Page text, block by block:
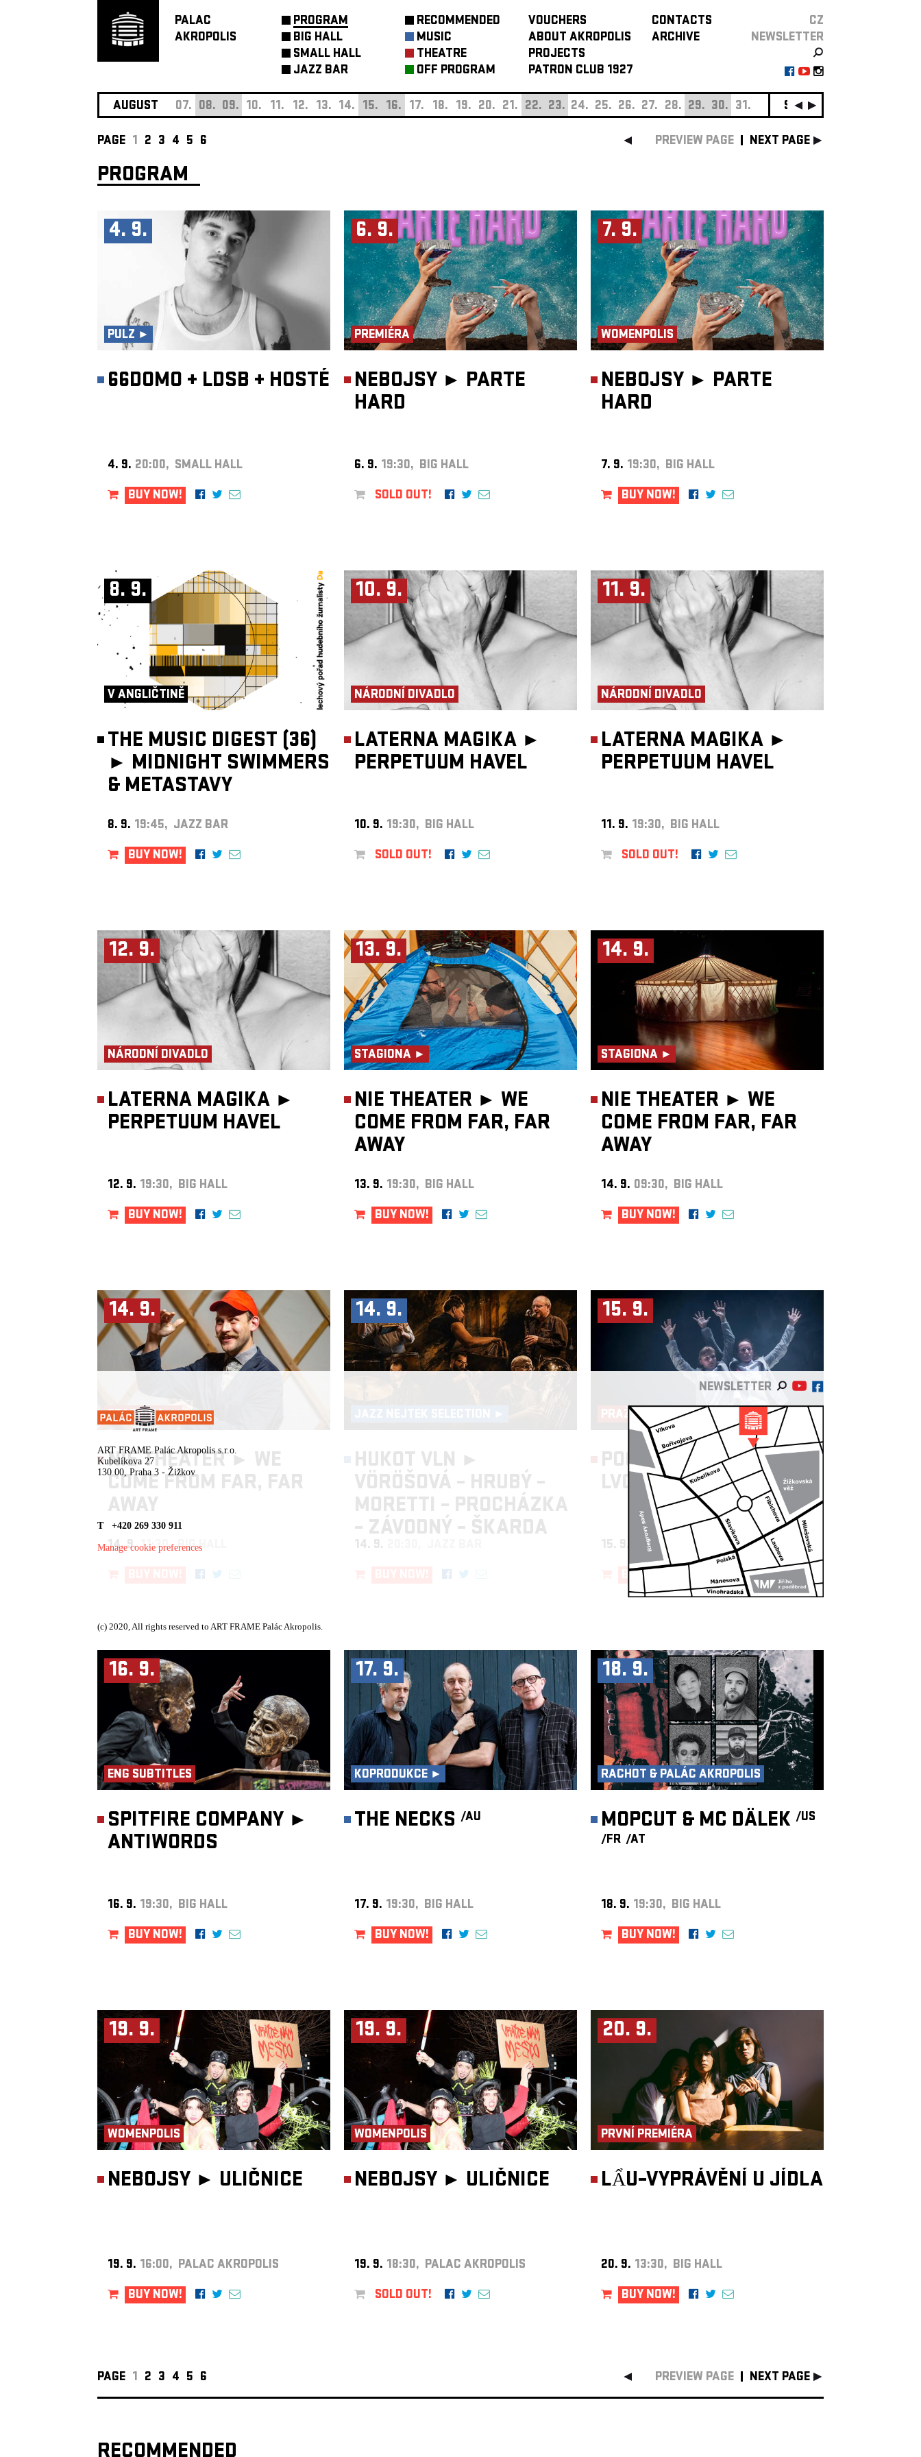
PALAC
AKROPOLIS
PROGRAM
BIG HALL
SMALL HALL
JAZZ BAR
RECOMMENDED
MUSIC
THEATRE
OFF PROGRAM
VOUCHERS
ABOUT AKROPOLIS
PROJECTS
PATRON CLUB 1927
CONTACTS
ARCHIVE
CZ
NEWSLETTER
AUGUST 07. 08. 09. 10. 11. 12. 13. 14. 15. 16. 17. 18. 19. 20. 21. 22. 23. 24. 25. 26. 27. 28. 29. 30. 31. SEPTEMBER
PAGE 1 2 3 4 5 6 PREVIEW PAGE NEXT PAGE
PROGRAM
4. 9.
PULZ ►
66DOMO + LDSB + HOSTÉ
4. 9. 20:00, SMALL HALL
BUY NOW!
6. 9.
PREMIÉRA
NEBOJSY ► PARTE
HARD
6. 9. 19:30, BIG HALL
SOLD OUT!
7. 9.
WOMENPOLIS
NEBOJSY ► PARTE
HARD
7. 9. 19:30, BIG HALL
BUY NOW!
8. 9.
V ANGLIČTINĚ
THE MUSIC DIGEST (36)
► MIDNIGHT SWIMMERS
& METASTAVY
8. 9. 19:45, JAZZ BAR
BUY NOW!
10. 9.
NÁRODNÍ DIVADLO
LATERNA MAGIKA ►
PERPETUUM HAVEL
10. 9. 19:30, BIG HALL
SOLD OUT!
11. 9.
NÁRODNÍ DIVADLO
LATERNA MAGIKA ►
PERPETUUM HAVEL
11. 9. 19:30, BIG HALL
SOLD OUT!
12. 9.
NÁRODNÍ DIVADLO
LATERNA MAGIKA ►
PERPETUUM HAVEL
12. 9. 19:30, BIG HALL
BUY NOW!
13. 9.
STAGIONA ►
NIE THEATER ► WE
COME FROM FAR, FAR
AWAY
13. 9. 19:30, BIG HALL
BUY NOW!
14. 9.
STAGIONA ►
NIE THEATER ► WE
COME FROM FAR, FAR
AWAY
14. 9. 09:30, BIG HALL
BUY NOW!
14. 9.
STAGIONA ►
NIE THEATER ► WE
COME FROM FAR, FAR
AWAY
14. 9. 11:30, BIG HALL
14. 9.
HUKOT VLN ►
VÖRÖŠOVÁ – HRUBÝ –
MORETTI – PROCHÁZKA
– ZÁVODNÝ – ŠKARDA
14. 9.
15. 9.
PRAŽSKÁ DERINERA
POCKETART ►JÁMA
LVOVÁ
15. 9.
19:30, BIG HALL
BUY NOW!
16. 9.
ENG SUBTITLES
SPITFIRE COMPANY ►
ANTIWORDS
16. 9. 19:30, BIG HALL
BUY NOW!
17. 9.
KOPRODUKCE ►
THE NECKS /AU
17. 9. 19:30, BIG HALL
BUY NOW!
18. 9.
RACHOT & PALÁC AKROPOLIS
MOPCUT & MC DÄLEK /US
/FR /AT
18. 9. 19:30, BIG HALL
BUY NOW!
19. 9.
WOMENPOLIS
NEBOJSY ► ULIČNICE
19. 9. 16:00, PALAC AKROPOLIS
BUY NOW!
19. 9.
WOMENPOLIS
NEBOJSY ► ULIČNICE
19. 9. 18:30, PALAC AKROPOLIS
SOLD OUT!
20. 9.
PRVNÍ PREMIÉRA
LẨU–VYPRÁVĚNÍ U JÍDLA
20. 9. 13:30, BIG HALL
BUY NOW!
PAGE 1 2 3 4 5 6 PREVIEW PAGE NEXT PAGE
NEWSLETTER
ART FRAME Palác Akropolis s.r.o.
Kubelíkova 27
130 00, Praha 3 - Žižkov
T +420 269 330 911
Manage cookie preferences
(c) 2020, All rights reserved to ART FRAME Palác Akropolis.